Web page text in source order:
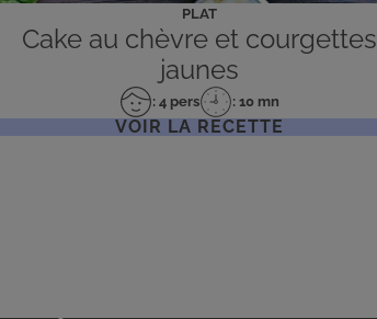
PLAT
Cake au chèvre et courgettes
jaunes
Nombre
de
: 4 pers
Temps
de
: 10 mn
VOIR LA RECETTE